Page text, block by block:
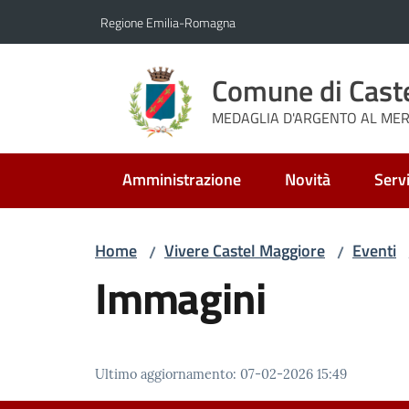
Regione Emilia-Romagna
Comune di
MEDAGLIA D'ARGENTO AL
Amministrazione Novità
Home / Vivere Castel Maggiore / Eventi
Immagini
Ultimo aggiornamento: 07-02-2026 15:49